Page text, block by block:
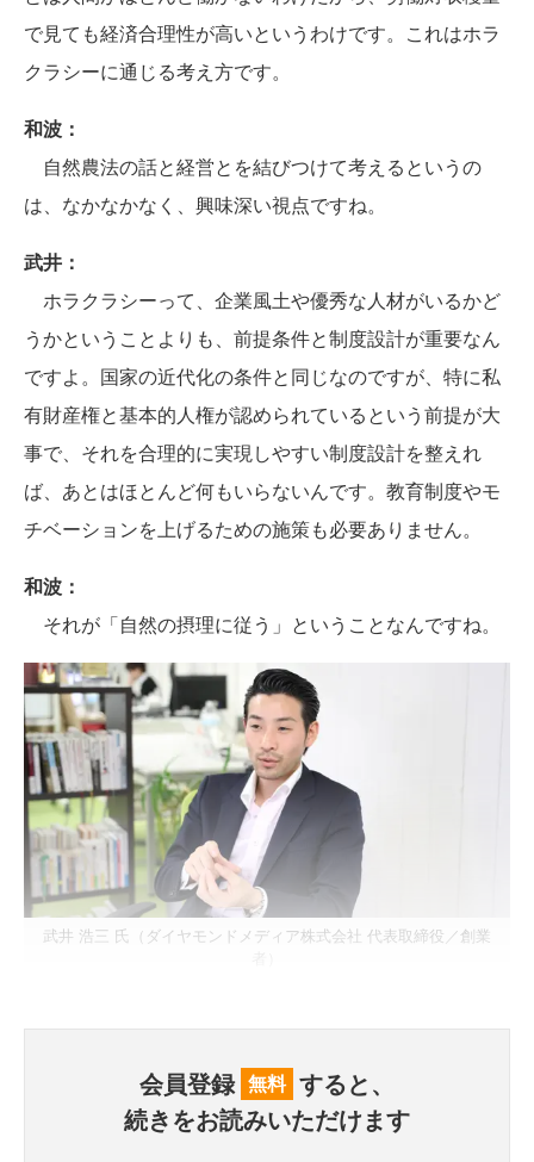
で見ても経済合理性が高いというわけです。これはホラ
クラシーに通じる考え方です。
和波：
自然農法の話と経営とを結びつけて考えるというの
は、なかなかなく、興味深い視点ですね。
武井：
ホラクラシーって、企業風土や優秀な人材がいるかど
うかということよりも、前提条件と制度設計が重要なん
ですよ。国家の近代化の条件と同じなのですが、特に私
有財産権と基本的人権が認められているという前提が大
事で、それを合理的に実現しやすい制度設計を整えれ
ば、あとはほとんど何もいらないんです。教育制度やモ
チベーションを上げるための施策も必要ありません。
和波：
それが「自然の摂理に従う」ということなんですね。
武井 浩三 氏（ダイヤモンドメディア株式会社 代表取締役／創業
会員登録 無料 すると、
続きをお読みいただけます